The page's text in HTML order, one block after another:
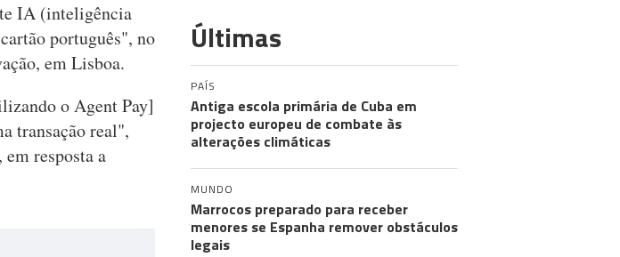
IA (inteligência
português", no
em Lisboa.
o Agent Pay]
transação real",
resposta a
Últimas
PAÍS
Antiga escola primária de Cuba em
projecto europeu de combate às
alterações climáticas
MUNDO
Marrocos preparado para receber
menores se Espanha remover obstáculos
legais